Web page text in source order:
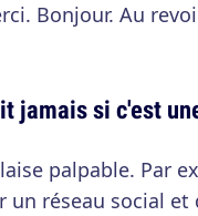
Bonjour. Au
jamais si c'est
palpable. Par
un réseau social